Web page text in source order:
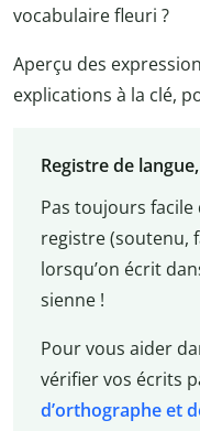
vocabulaire fleuri ?
Aperçu des
explications à la clé,
Registre de
Pas toujours
registre (soutenu,
lorsqu’on écrit
sienne !
Pour vous aider
vérifier vos écrits
d’orthographe et